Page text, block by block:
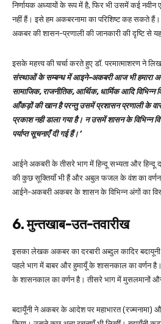
निर्णायक अध्यायों के रूप में है, फिर भी उसमें कई नवीन
नहीं हैं। इसे हम अकबरनामा का परिशिष्ट कह सकते
अकबर की शासन-प्रणाली की जानकारी की दृष्टि से
इसके महत्त्व की चर्चा करते हुए डॉ. परमात्माशरण ने
संस्थाओं के सम्बन्ध में आइने-अकबरी आज भी हमारा
सामाजिक, राजनीतिक, आर्थिक, धार्मिक आदि विभिन्न
आँकड़ों की खान है परन्तु उसमें प्रशासन प्रणाली के
प्रकाश नही डाला गया है। न उसमें शासन के विभिन्न
पर्याप्त सूचनाएँ दी गई हैं।’
आईने अकबरी के तीसरे भाग में हिन्दू सभ्यता और हिन्दू
की कुछ सूक्तियाँ भी हैं और अबुल फजल के वंश का वर्णन
आईने-अकबरी अकबर के शासन के विभिन्न अंगों का
6. मुन्तखाब-उत-तवारीख
इसका लेखक अकबर का दरबारी अब्दुल कादिर
पहले भाग में बाबर और हुमायूँ के शासनकाल का वर्णन
के शासनकाल का वर्णन है। तीसरे भाग में मुसलमानों और
बदायूँनी ने अकबर के आदेश पर महाभारत (रज्मनामा)